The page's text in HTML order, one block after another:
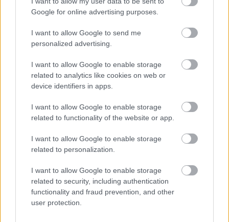
Google for online advertising purposes.
I want to allow Google to send me
personalized advertising.
I want to allow Google to enable storage
related to analytics like cookies on web or
device identifiers in apps.
I want to allow Google to enable storage
related to functionality of the website or app.
I want to allow Google to enable storage
related to personalization.
I want to allow Google to enable storage
related to security, including authentication
functionality and fraud prevention, and other
user protection.
προσυμπτωματικού
ελέγχου για τον καρκίνο
του δέρματος στη
Γερμανία
Βραζιλία: Ο πρόεδρος
Λούλα ξεκινά
καρκίνο του δέρματος
Μάιος: Μήνας
ευαισθητοποίησης για το
και θεραπεία